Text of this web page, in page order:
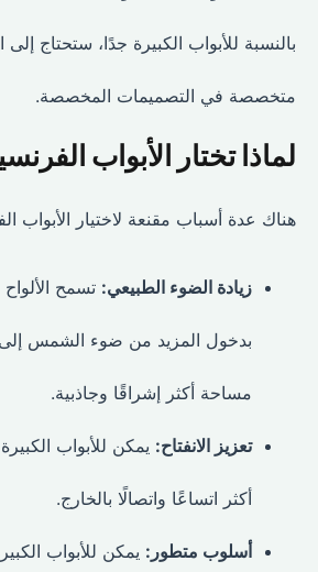
بالنسبة للأبواب الكبيرة جدًا، ستحتاج
متخصصة في التصميمات المخصصة.
لماذا تختار الأبواب
هناك عدة أسباب مقنعة لاختيار الأبواب
زيادة الضوء الطبيعي: تسمح الألواح
بدخول المزيد من ضوء الشمس إلى
مساحة أكثر إشراقًا وجاذبية.
تعزيز الانفتاح:يمكن للأبواب
أكثر اتساعًا واتصالًا بالخارج.
أسلوب متطور:يمكن للأبواب